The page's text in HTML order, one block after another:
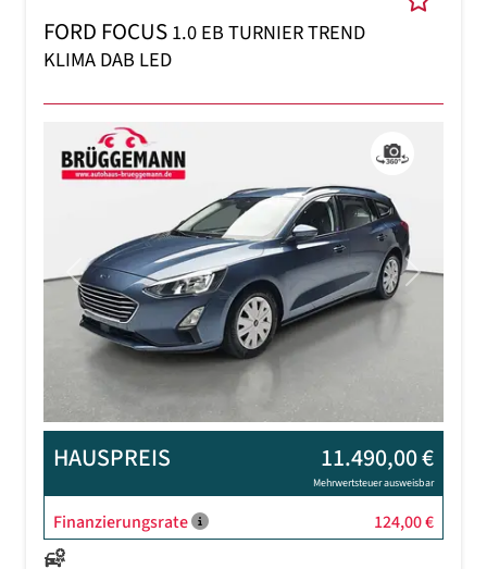
FORD FOCUS1.0 EB TURNIER TREND
KLIMA DAB LED
Previous Next
HAUSPREIS 11.490,00 €
Mehrwertsteuer ausweisbar
Finanzierungsrate 124,00 €